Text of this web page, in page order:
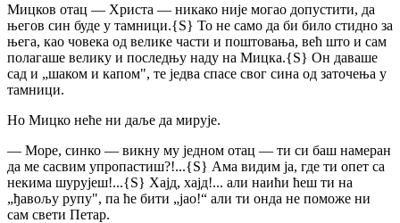
Мицков отац — Христа — никако није могао допустити, да
његов син буде у тамници.{S} То не само да би било стидно за
њега, као човека од велике части и поштовања, већ што и сам
полагаше велику и последњу наду на Мицка.{S} Он даваше
сад и „шаком и капом", те једва спасе свог сина од заточења у
тамници.
Но Мицко неће ни даље да мирује.
— Море, синко — викну му једном отац — ти си баш намеран
да ме сасвим упропастиш?!...{S} Ама видим ја, где ти опет са
некима шурујеш!...{S} Хајд, хајд!... али наићи ћеш ти на
„ђавољу рупу", па ће бити „јао!“ али ти онда не поможе ни
сам свети Петар.